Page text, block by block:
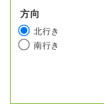
方向
北行き
南行き